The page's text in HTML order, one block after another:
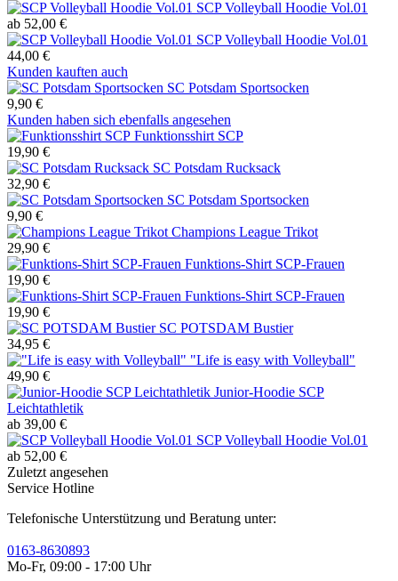
SCP Volleyball Hoodie Vol.01
ab 52,00 €
SCP Volleyball Hoodie Vol.01
44,00 €
Kunden kauften auch
SC Potsdam Sportsocken
9,90 €
Kunden haben sich ebenfalls angesehen
Funktionsshirt SCP
19,90 €
SC Potsdam Rucksack
32,90 €
SC Potsdam Sportsocken
9,90 €
Champions League Trikot
29,90 €
Funktions-Shirt SCP-Frauen
19,90 €
Funktions-Shirt SCP-Frauen
19,90 €
SC POTSDAM Bustier
34,95 €
"Life is easy with Volleyball"
49,90 €
Junior-Hoodie SCP
Leichtathletik
ab 39,00 €
SCP Volleyball Hoodie Vol.01
ab 52,00 €
Zuletzt angesehen
Service Hotline
Telefonische Unterstützung und Beratung unter:
0163-8630893
Mo-Fr, 09:00 - 17:00 Uhr